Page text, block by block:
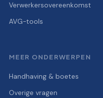
Verwerkersovereenkomst
AVG-tools
MEER ONDERWERPEN
Handhaving & boetes
Overige vragen